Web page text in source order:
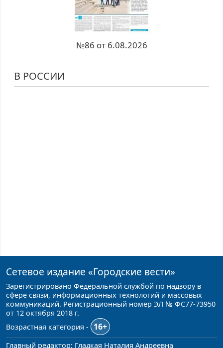
№86 от 6.08.2026
В РОССИИ
Сетевое издание «Городские вести»
Зарегистрировано Федеральной службой по надзору в
сфере связи, информационных технологий и массовых
коммуникаций. Регистрационный номер ЭЛ № ФС77-73950
от 12 октября 2018 г.
Возрастная категория -
16+
Главный редактор: Гладкая Наталия Андреевна